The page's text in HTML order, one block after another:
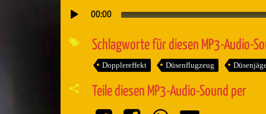
Audio-
Player
00:00
Schlagworte für diesen MP3-Audio-
Dopplereffekt Düsenflugzeug
Teile diesen MP3-Audio-Sound per